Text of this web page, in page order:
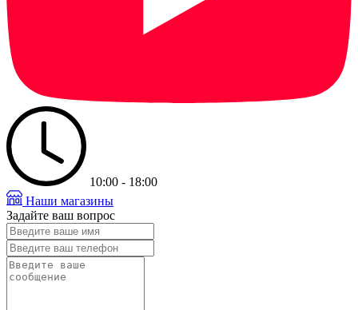
10:00 - 18:00
Наши магазины
Задайте ваш вопрос